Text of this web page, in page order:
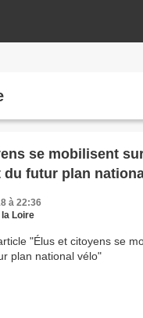
se mobilisent
du futur plan
à 22:36
la Loire